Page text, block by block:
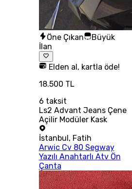
Öne Çıkan
Büyük
İlan
Elden al, kartla öde!
18.500 TL
6 taksit
Ls2 Advant Jeans Çene
Açilir Modüler Kask
İstanbul , Fatih
Arwic Cv 80 Segway
Yazılı Anahtarlı Atv Ön
Çanta